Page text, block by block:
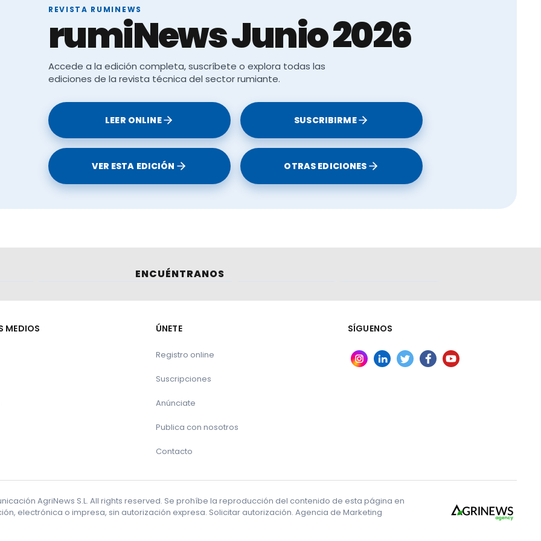
a efectos de esta nueva normativa, se considerarán
cumplir ciertos requisitos comono servir comidas preparadas
alimenticios en eventos, entre otros. Los alimentos que
en vivienda particular”y lafecha de elaboración
como las food truck, los almacenes de apoyoy las
de venta al consumidor final
, también serán considerados
efectos de esta normativa.
asegurar el abastecimiento de fertilizantes a precios
REVISTA RUMINEWS
rumiNews Junio 2026
Accede a la edición completa, suscríbete o explora todas las
ediciones de la revista técnica del sector rumiante.
LEER ONLINE SUSCRIBIRME
VER ESTA EDICIÓN OTRAS EDICIONES
ENCUÉNTRANOS
MEDIOS ÚNETE
Registro online
Suscripciones
Anúnciate
Publica con nosotros
Contacto
SÍGUENOS
AgriNews S.L. All rights reserved. Se prohíbe la reproducción del contenido de esta página en
electrónica o impresa, sin autorización expresa. Solicitar autorización. Agencia de Marketing